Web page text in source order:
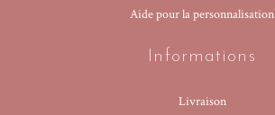
Aide pour la personnalisation
Informations
Livraison